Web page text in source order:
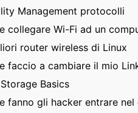
Management protocolli
collegare Wi-Fi ad un
router wireless di Linux
faccio a cambiare il mio
Basics
fanno gli hacker entrare